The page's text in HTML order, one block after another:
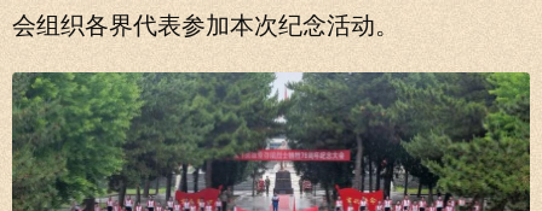
会组织各界代表参加本次纪念活动。